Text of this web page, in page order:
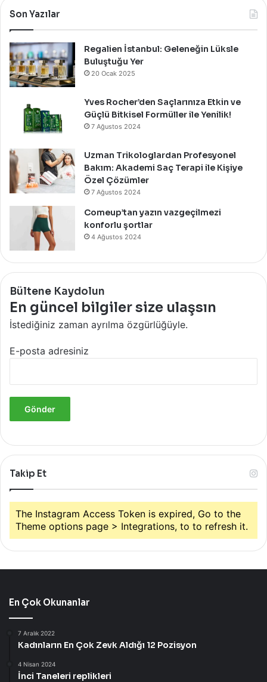
Bir
Kutladı!
Son Yazılar
Regalien İstanbul: Geleneğin Lüksle
Buluştuğu Yer
20 Ocak 2025
Yves Rocher’den Saçlarınıza Etkin ve
Güçlü Bitkisel Formüller ile Yenilik!
7 Ağustos 2024
Uzman Trikologlardan Profesyonel
Bakım: Akademi Saç Terapi ile Kişiye
Özel Çözümler
7 Ağustos 2024
Comeup’tan yazın vazgeçilmezi
konforlu şortlar
4 Ağustos 2024
Bültene Kaydolun
En güncel bilgiler size ulaşsın
İstediğiniz zaman ayrılma özgürlüğüyle.
E-posta adresiniz
Takip Et
The Instagram Access Token is expired, Go to the
Theme options page > Integrations, to to refresh it.
En Çok Okunanlar
7 Aralık 2022
Kadınların En Çok Zevk Aldığı 12 Pozisyon
4 Nisan 2024
İnci Taneleri replikleri